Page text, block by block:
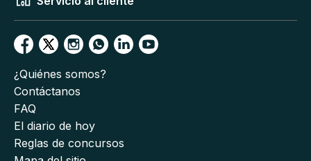
¿Quiénes somos?
Contáctanos
FAQ
El diario de hoy
Reglas de concursos